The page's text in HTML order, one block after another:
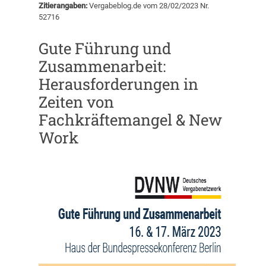
Zitierangaben:Vergabeblog.de vom 28/02/2023 Nr.
52716
Gute Führung und
Zusammenarbeit:
Herausforderungen in
Zeiten von
Fachkräftemangel & New
Work